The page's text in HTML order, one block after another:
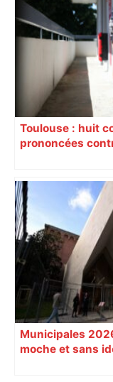
Toulouse : huit
prononcées
Municipales
moche et sans